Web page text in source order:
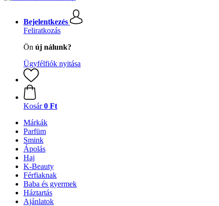
Bejelentkezés
Feliratkozás
Ön új nálunk?
Ügyfélfiók nyitása
Kosár 0 Ft
Márkák
Parfüm
Smink
Ápolás
Haj
K-Beauty
Férfiaknak
Baba és gyermek
Háztartás
Ajánlatok